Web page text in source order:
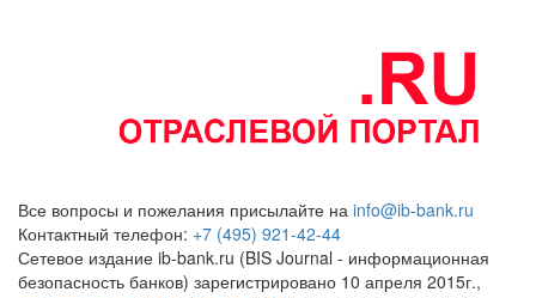
Все вопросы и пожелания присылайте на info@ib-bank.ru
Контактный телефон: +7 (495) 921-42-44
Сетевое издание ib-bank.ru (BIS Journal - информационная
безопасность банков) зарегистрировано 10 апреля 2015г.,